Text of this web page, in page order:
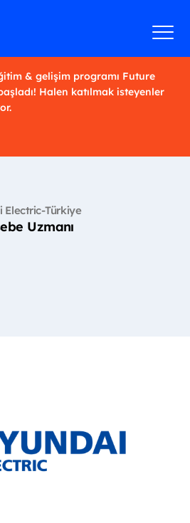
& gelişim programı Future
Halen katılmak isteyenler
Electric-Türkiye
Uzmanı